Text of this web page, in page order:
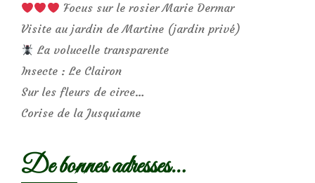
Focus sur le rosier Marie Dermar
Visite au jardin de Martine (jardin privé)
La volucelle transparente
Insecte : Le Clairon
Sur les fleurs de circe…
Corise de la Jusquiame
De bonnes adresses…